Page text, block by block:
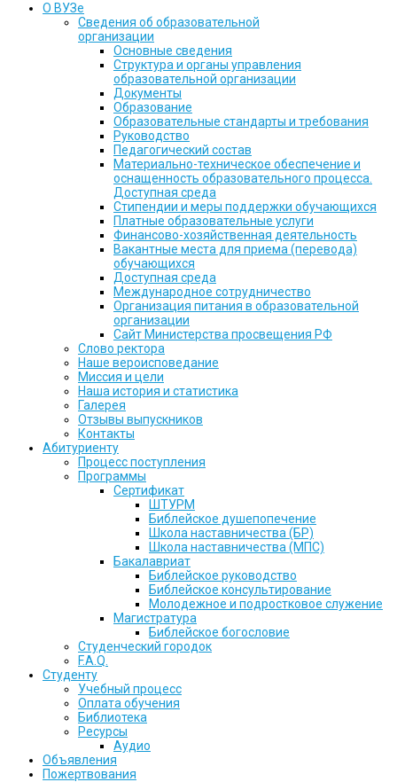
О ВУЗе
Сведения об образовательной
организации
Основные сведения
Структура и органы управления
образовательной организации
Документы
Образование
Образовательные стандарты и требования
Руководство
Педагогический состав
Материально-техническое обеспечение и
оснащенность образовательного процесса.
Доступная среда
Стипендии и меры поддержки обучающихся
Платные образовательные услуги
Финансово-хозяйственная деятельность
Вакантные места для приема (перевода)
обучающихся
Доступная среда
Международное сотрудничество
Организация питания в образовательной
организации
Сайт Министерства просвещения РФ
Слово ректора
Наше вероисповедание
Миссия и цели
Наша история и статистика
Галерея
Отзывы выпускников
Контакты
Абитуриенту
Процесс поступления
Программы
Сертификат
ШТУРМ
Библейское душепопечение
Школа наставничества (БР)
Школа наставничества (МПС)
Бакалавриат
Библейское руководство
Библейское консультирование
Молодежное и подростковое служение
Магистратура
Библейское богословие
Студенческий городок
F.A.Q.
Студенту
Учебный процесс
Оплата обучения
Библиотека
Ресурсы
Аудио
Объявления
Пожертвования